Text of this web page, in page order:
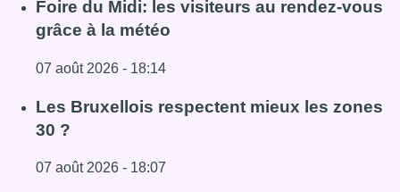
Foire du Midi: les visiteurs au rendez-vous
grâce à la météo
07 août 2026 - 18:14
Lire l'article Foire du Midi: les visiteurs au rendez-vous
Les Bruxellois respectent mieux les zones
30 ?
07 août 2026 - 18:07